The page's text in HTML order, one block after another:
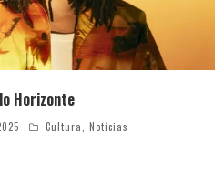
Horizonte
Cultura, Notícias